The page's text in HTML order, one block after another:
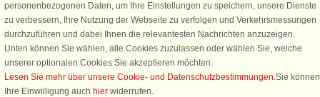
Erhalten Sie einen Willkommensgutschein von 25 €für Ihren nächsten
Ferienhausurlaub - melden Sie sich einfach für den DanCenter Newsletter
an. Verpassen Sie nie wieder exklusive Angebote, Gewinnspiele und
Urlaubstipps!
personenbezogenen Daten, um Ihre Einstellungen zu speichern, unsere Dienste
zu verbessern, Ihre Nutzung der Webseite zu verfolgen und Verkehrsmessungen
durchzuführen und dabei Ihnen die relevantesten Nachrichten anzuzeigen.
Unten können Sie wählen, alle Cookies zuzulassen oder wählen Sie, welche
unserer optionalen Cookies Sie akzeptieren möchten.
Lesen Sie mehr über unsere Cookie- und Datenschutzbestimmungen.Sie können
Ihre Einwilligung auch hier widerrufen.